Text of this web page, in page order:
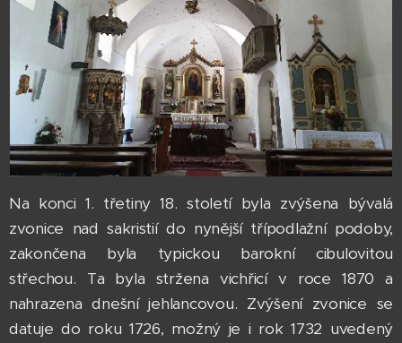
Na konci 1. třetiny 18. století byla zvýšena bývalá
zvonice nad sakristií do nynější třípodlažní podoby,
zakončena byla typickou barokní cibulovitou
střechou. Ta byla stržena vichřicí v roce 1870 a
nahrazena dnešní jehlancovou. Zvýšení zvonice se
datuje do roku 1726, možný je i rok 1732 uvedený